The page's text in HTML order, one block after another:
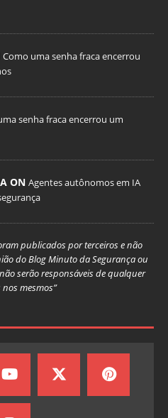
Como uma senha fraca encerrou
senha fraca encerrou um
ON Agentes autônomos em IA
publicados por terceiros e não
do Blog Minuto da Segurança ou
serão responsáveis de qualquer
mesmos”